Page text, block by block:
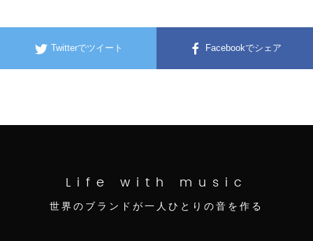
Twitterでツイート Facebookでシェア
Life with music
世界のブランドが一人ひとりの音を作る